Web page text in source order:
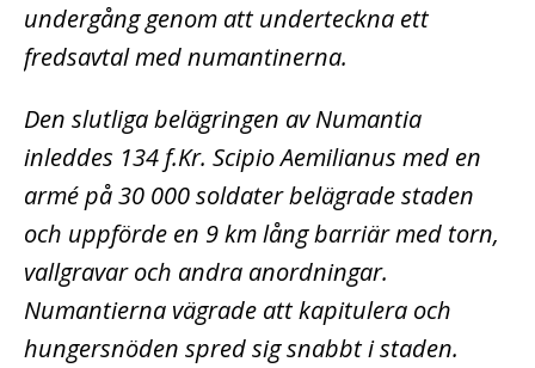
undergång genom att underteckna ett
fredsavtal med numantinerna.
Den slutliga belägringen av Numantia
inleddes 134 f.Kr. Scipio Aemilianus med en
armé på 30 000 soldater belägrade staden
och uppförde en 9 km lång barriär med torn,
vallgravar och andra anordningar.
Numantierna vägrade att kapitulera och
hungersnöden spred sig snabbt i staden.